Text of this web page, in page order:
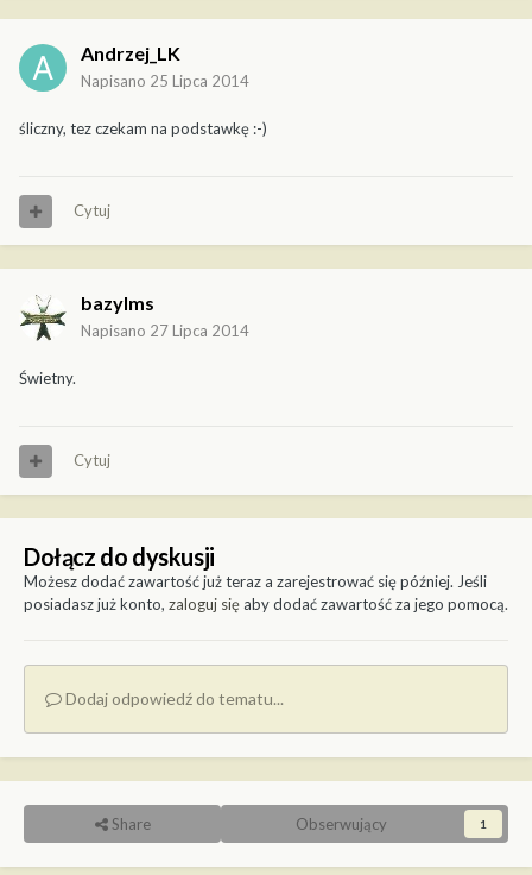
Andrzej_LK
Napisano 25 Lipca 2014
śliczny, tez czekam na podstawkę :-)
Cytuj
bazylms
Napisano 27 Lipca 2014
Świetny.
Cytuj
Dołącz do dyskusji
Możesz dodać zawartość już teraz a zarejestrować się później. Jeśli
posiadasz już konto, zaloguj sięaby dodać zawartość za jego pomocą.
Dodaj odpowiedź do tematu...
Share Obserwujący 1